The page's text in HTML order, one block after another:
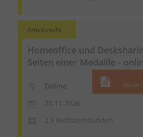
Arbeitsrecht
Homeoffice und
Seiten einer Medaille -
Online
20.11.2026
2,5 Nettozeitstunden
Aktuelle